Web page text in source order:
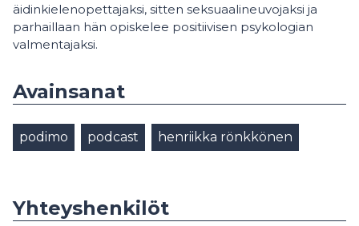
äidinkielenopettajaksi, sitten seksuaalineuvojaksi ja
parhaillaan hän opiskelee positiivisen psykologian
valmentajaksi.
Avainsanat
podimo podcast henriikka rönkkönen
Yhteyshenkilöt